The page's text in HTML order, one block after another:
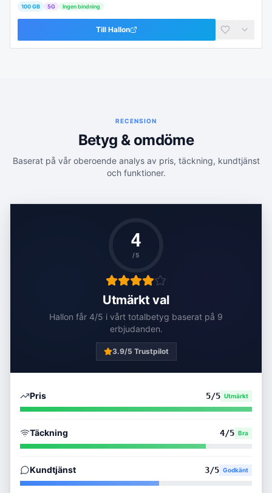
100 GB 5G Ingen bindning
Till Hallon
RECENSION
Betyg & omdöme
Baserat på vår oberoende analys av pris, täckning, kundtjänst
och funktioner.
4
/5
Utmärkt val
Hallon får 4/5 i vårt totalbetyg baserat på 9
erbjudanden.
3.9/5 Trustpilot
Pris 5/5 Utmärkt
Täckning 4/5 Bra
Kundtjänst 3/5 Godkänt